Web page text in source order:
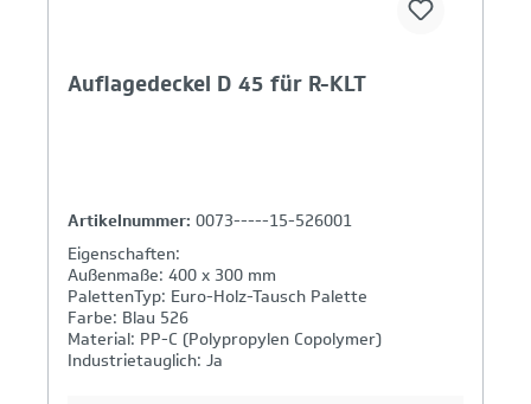
Auflagedeckel D 45 für R-KLT
Artikelnummer: 0073-----15-526001
Eigenschaften:
Außenmaße: 400 x 300 mm
PalettenTyp: Euro-Holz-Tausch Palette
Farbe: Blau 526
Material: PP-C (Polypropylen Copolymer)
Industrietauglich: Ja